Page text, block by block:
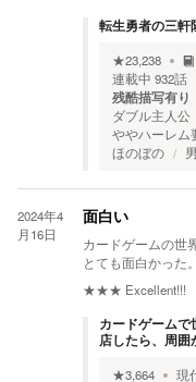
転生勇者の三軒
★23,238
連載中 932話
残酷描写有り
ダブル主人公
ややハーレム
ほのぼの
2024年4
月16日
面白い
カードゲームの世
とても面白かった
★★★ Excellent!!!
カードゲーム
店したら、周囲
★3,664 現